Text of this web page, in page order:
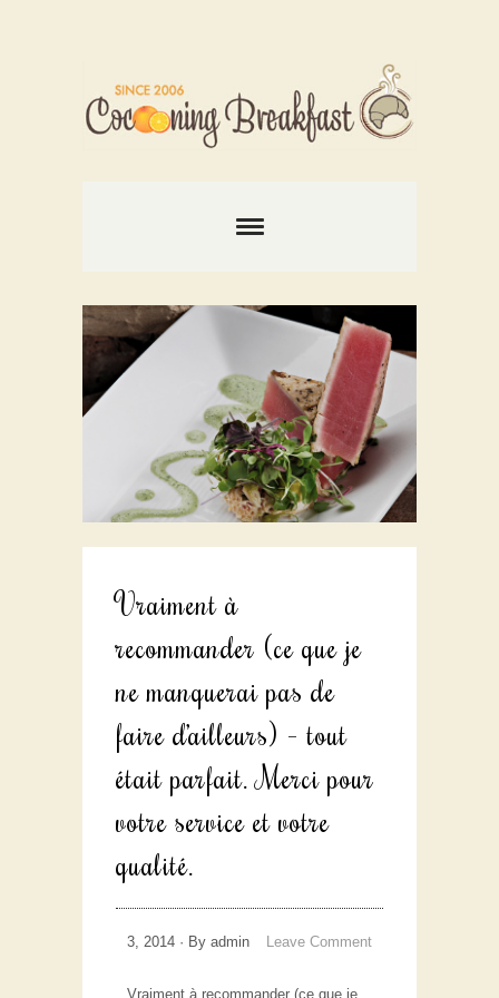
Vraiment à
recommander (ce que je
ne manquerai pas de
faire d’ailleurs) – tout
était parfait. Merci pour
votre service et votre
qualité.
3, 2014 · By admin Leave Comment
Vraiment à recommander (ce que je